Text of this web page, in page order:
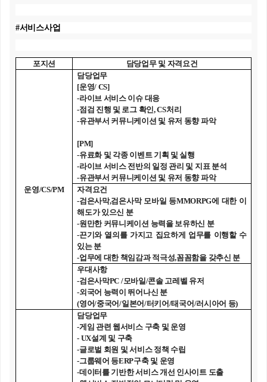
#서비스사업
포지션 담당업무 및 자격요건
운영/CS/PM
담당업무
[운영/ CS]
-라이브 서비스 이슈 대응
-점검 진행 및 로그 확인 , CS처리
-유관부서 커뮤니케이션 및 유저 동향 파악
[PM]
-유료화 및 각종 이벤트 기획 및 실행
-라이브 서비스 전반의 일정 관리 및 지표 분석
-유관부서 커뮤니케이션 및 유저 동향 파악
자격요건
-검은사막,검은사막 모바일 등MMORPG에 대한 이
해도가 있으신 분
-원만한 커뮤니케이션 능력을 보유하신 분
-끈기와 열의를 가지고 집요하게 업무를 이행할 수
있는 분
-업무에 대한 책임감과 적극성,꼼꼼함을 갖추신 분
우대사항
-검은사막PC /모바일 /콘솔 고레벨 유저
-외국어 능력이 뛰어나신 분
(영어/중국어/일본어 /터키어 /태국어 /러시아어 등)
담당업무
-게임 관련 웹서비스 구축 및 운영
- UX설계 및 구축
-글로벌 회원 및 서비스 정책 수립
-그룹웨어 등ERP구축 및 운영
-데이터를 기반한 서비스 개선 인사이트 도출